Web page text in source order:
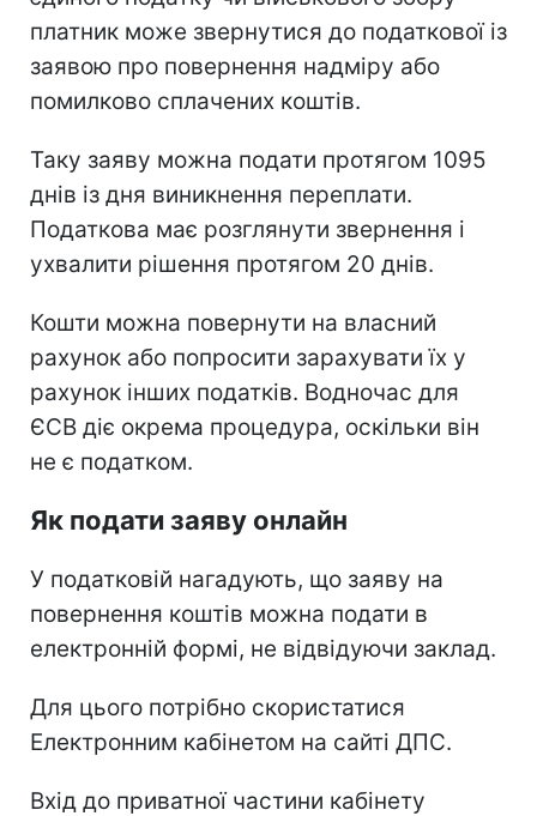
платник може звернутися до податкової із
заявою про повернення надміру або
помилково сплачених коштів.
Таку заяву можна подати протягом 1095
днів із дня виникнення переплати.
Податкова має розглянути звернення і
ухвалити рішення протягом 20 днів.
Кошти можна повернути на власний
рахунок або попросити зарахувати їх у
рахунок інших податків. Водночас для
ЄСВ діє окрема процедура, оскільки він
не є податком.
Як подати заяву онлайн
У податковій нагадують, що заяву на
повернення коштів можна подати в
електронній формі, не відвідуючи заклад.
Для цього потрібно скористатися
Електронним кабінетом на сайті ДПС.
Вхід до приватної частини кабінету